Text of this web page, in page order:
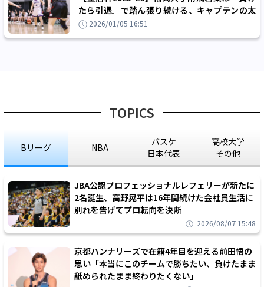
たら引退』で踏ん張り続ける、キャプテンの太
田妃優「しっかり楽しんで」
2026/01/05 16:51
TOPICS
Bリーグ NBA
バスケ
日本代表
高校大学
その他
JBA公認プロフェッショナルレフェリーが新たに
2名誕生、高野晃平は16年間続けた会社員生活に
別れを告げてプロ転向を決断
2026/08/07 15:48
京都ハンナリーズで在籍4年目を迎える前田悟の
思い「本当にこのチームで勝ちたい、負けたまま
舐められたまま終わりたくない」